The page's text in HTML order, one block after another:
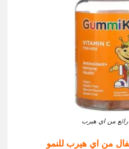
رائع من اي هيرب
من اي هيرب للنمو